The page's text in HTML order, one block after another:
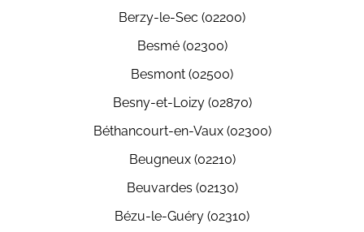
Berzy-le-Sec (02200)
Besmé (02300)
Besmont (02500)
Besny-et-Loizy (02870)
Béthancourt-en-Vaux (02300)
Beugneux (02210)
Beuvardes (02130)
Bézu-le-Guéry (02310)